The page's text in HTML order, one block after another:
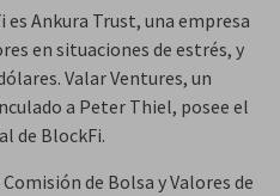
es Ankura Trust, una empresa
en situaciones de estrés, y
Valar Ventures, un
a Peter Thiel, posee el
de BlockFi.
de Bolsa y Valores de